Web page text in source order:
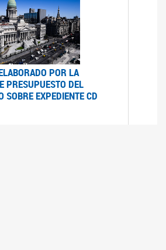
POR LA
PRESUPUESTO DEL
SOBRE EXPEDIENTE CD